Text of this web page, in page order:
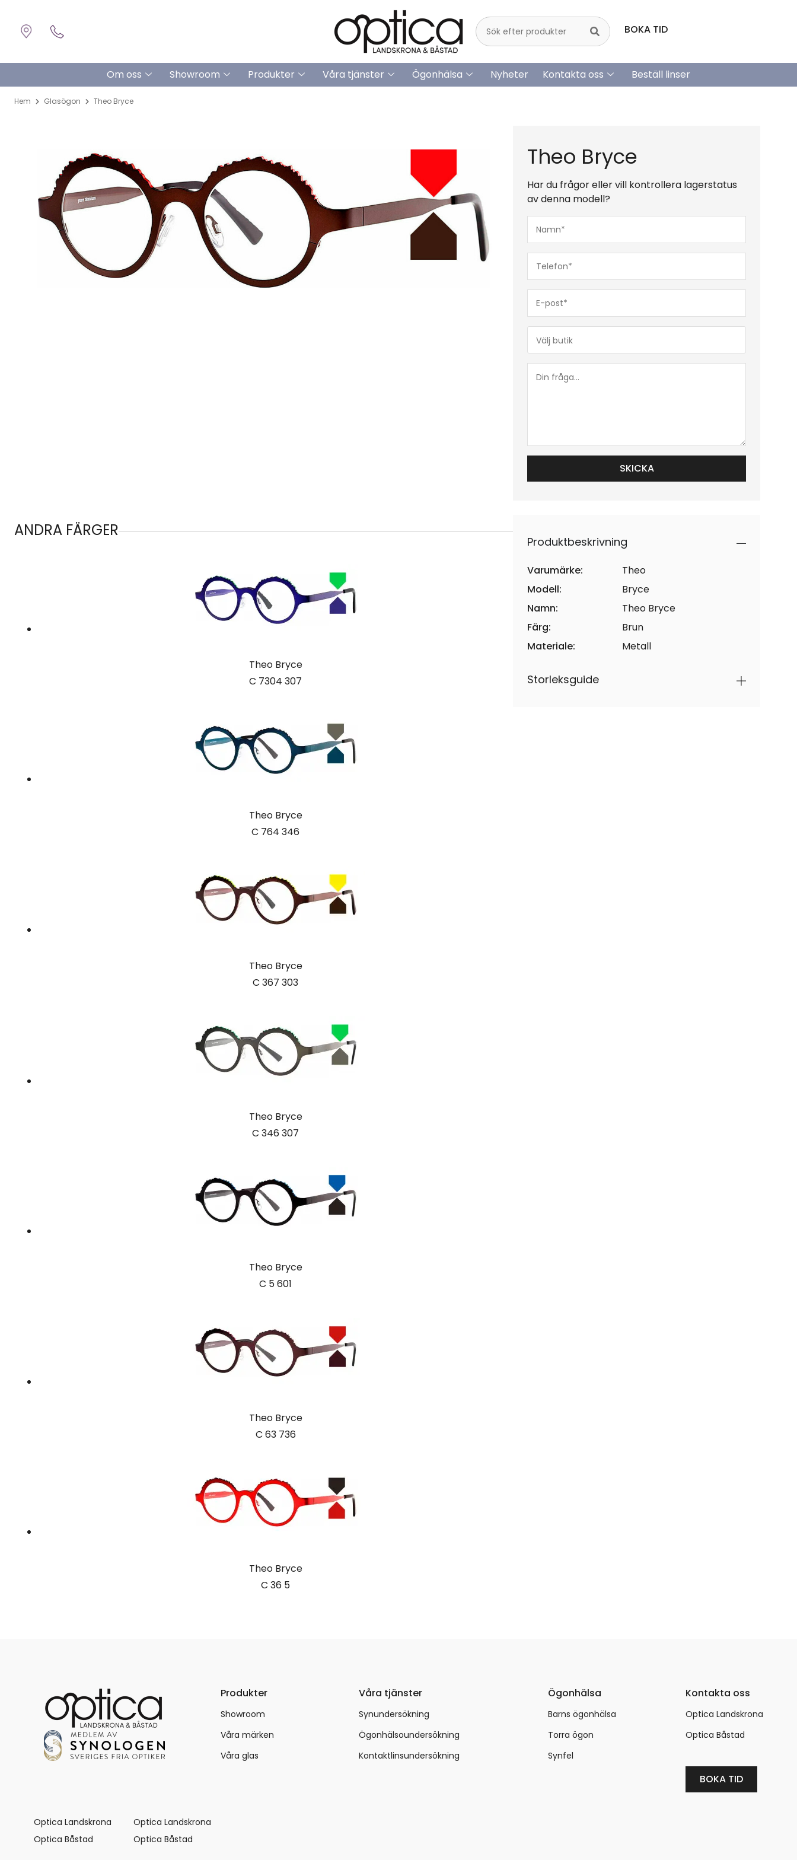
BOKA TID
Om oss Showroom Produkter Våra tjänster Ögonhälsa Nyheter Kontakta oss Beställ linser
Hem Glasögon Theo Bryce
Theo Bryce
Har du frågor eller vill kontrollera lagerstatus
av denna modell?
post*
(Obligatoriskt)
(Obligatoriskt)
fråga...
ANDRA FÄRGER
Theo Bryce
C 7304 307
Theo Bryce
C 764 346
Theo Bryce
C 367 303
Theo Bryce
C 346 307
Theo Bryce
C 5 601
Theo Bryce
C 63 736
Theo Bryce
C 36 5
Produktbeskrivning
Varumärke:
Theo
Modell:
Bryce
Namn:
Theo Bryce
Färg:
Brun
Materiale:
Metall
Storleksguide
Produkter
Showroom
Våra märken
Våra glas
Våra tjänster
Synundersökning
Ögonhälsoundersökning
Kontaktlinsundersökning
Ögonhälsa
Barns ögonhälsa
Torra ögon
Synfel
Kontakta oss
Optica Landskrona
Optica Båstad
BOKA TID
Optica Landskrona
Optica Båstad
Optica Landskrona
Optica Båstad